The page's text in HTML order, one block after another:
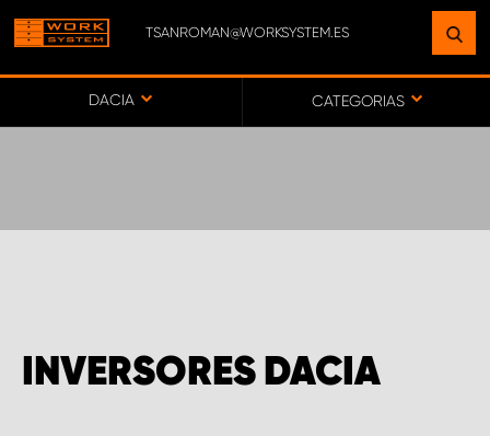
TSANROMAN@WORKSYSTEM.ES
DACIA CATEGORIAS
INVERSORES DACIA
ENCUENTRE UNA INSTALACIÓN
CERCA DE USTED